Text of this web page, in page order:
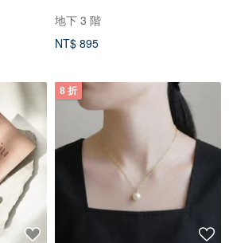
地下 3 階
NT$ 895
8 折